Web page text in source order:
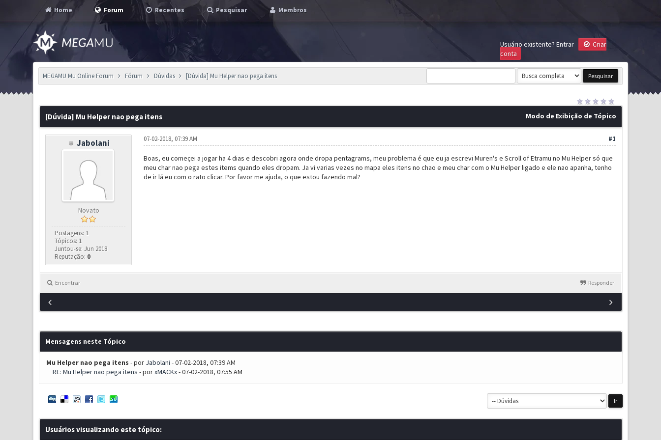
Home Forum Recentes Pesquisar Membros
Usuário existente? Entrar
Criar
conta
MEGAMU Mu Online Forum Fórum Dúvidas [Dúvida] Mu Helper nao pega itens
Modo de Exibição de Tópico
[Dúvida] Mu Helper nao pega itens
Jabolani
Novato
Postagens: 1
Tópicos: 1
Juntou-se: Jun 2018
Reputação: 0
#1
07-02-2018, 07:39 AM
Boas, eu começei a jogar ha 4 dias e descobri agora onde dropa pentagrams, meu problema é que eu ja escrevi Muren's e Scroll of Etramu no Mu Helper só que
meu char nao pega estes items quando eles dropam. Ja vi varias vezes no mapa eles itens no chao e meu char com o Mu Helper ligado e ele nao apanha, tenho
de ir lá eu com o rato clicar. Por favor me ajuda, o que estou fazendo mal?
Encontrar Responder
Mensagens neste Tópico
Mu Helper nao pega itens - por Jabolani - 07-02-2018, 07:39 AM
RE: Mu Helper nao pega itens - porxMACKx- 07-02-2018, 07:55 AM
Usuários visualizando este tópico: